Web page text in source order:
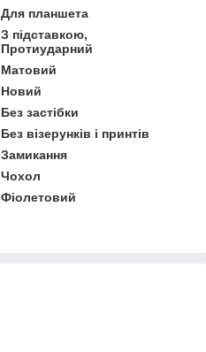
Для планшета
З підставкою,
Протиударний
Матовий
Новий
Без застібки
Без візерунків і принтів
Замикання
Чохол
Фіолетовий